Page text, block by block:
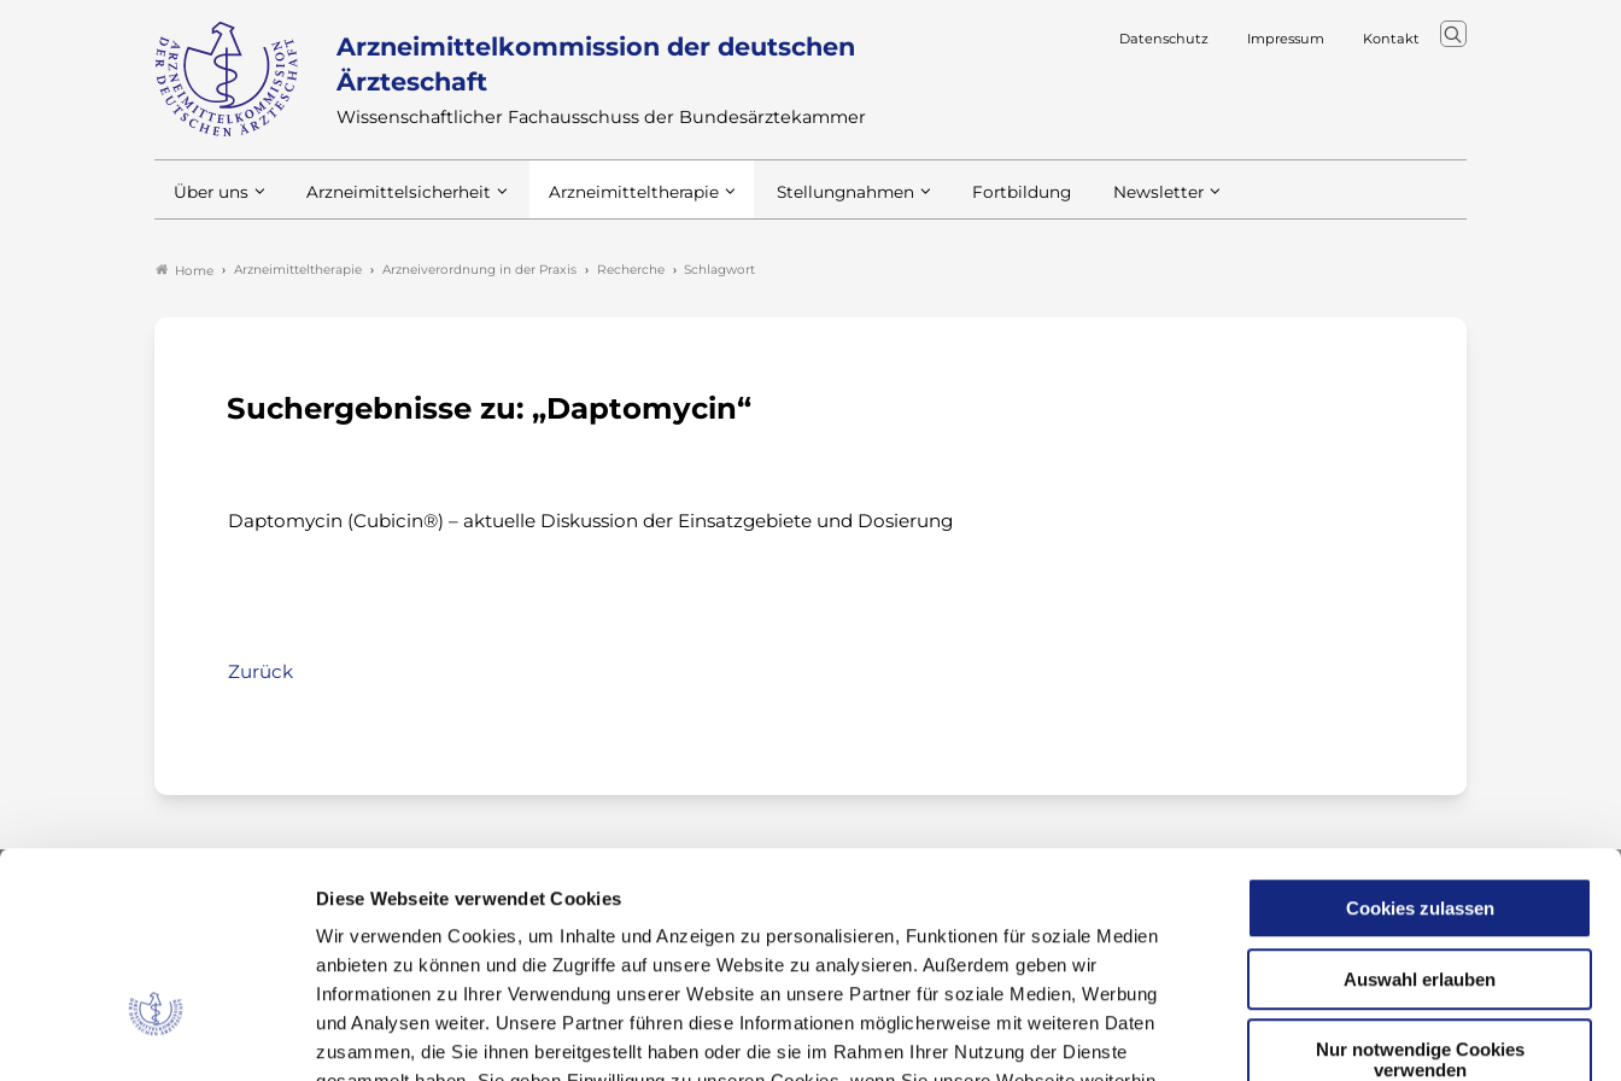
Diese Webseite verwendet Cookies
Wir verwenden Cookies, um Inhalte und Anzeigen zu personalisieren, Funktionen für soziale Medien
anbieten zu können und die Zugriffe auf unsere Website zu analysieren. Außerdem geben wir
Informationen zu Ihrer Verwendung unserer Website an unsere Partner für soziale Medien, Werbung
und Analysen weiter. Unsere Partner führen diese Informationen möglicherweise mit weiteren Daten
zusammen, die Sie ihnen bereitgestellt haben oder die sie im Rahmen Ihrer Nutzung der Dienste
Cookies zulassen
Auswahl erlauben
Nur notwendige Cookies
verwenden
Arzneimittelkommission der deutschen
Ärzteschaft
Wissenschaftlicher Fachausschuss der Bundesärztekammer
Datenschutz Impressum Kontakt
Über uns Arzneimittelsicherheit Arzneimitteltherapie Stellungnahmen Fortbildung Newsletter
Home Arzneimitteltherapie Arzneiverordnung in der Praxis Recherche Schlagwort
Suchergebnisse zu: „Daptomycin“
Daptomycin (Cubicin®) – aktuelle Diskussion der Einsatzgebiete und Dosierung
Zurück
Arzneimittelkommission der deutschen Ärzteschaft
Fachausschuss der Bundesärztekammer
Bundesärztekammer
Arbeitsgemeinschaft der deutschen Ärztekammern